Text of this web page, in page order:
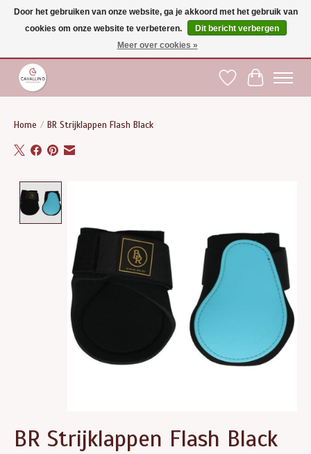
Gratis verzending vanaf €75 binnen BE - vanaf €100 naar EU | Voor 17:00 besteld is
dezelfde dag verzonden | Klantendienst: +32 (0)51 21 27 00 |
Verlanglijst
Home / BR Strijklappen Flash Black
BR Strijklappen Flash Black
Door het gebruiken van onze website, ga je akkoord met het gebruik van
cookies om onze website te verbeteren.
Dit bericht verbergen
Meer over cookies »